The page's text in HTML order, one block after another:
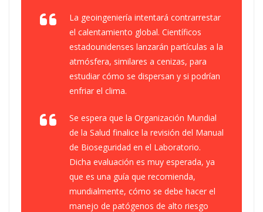
La geoingeniería intentará contrarrestar
el calentamiento global. Científicos
estadounidenses lanzarán partículas a la
atmósfera, similares a cenizas, para
estudiar cómo se dispersan y si podrían
enfriar el clima.
Se espera que la Organización Mundial
de la Salud finalice la revisión del Manual
de Bioseguridad en el Laboratorio.
Dicha evaluación es muy esperada, ya
que es una guía que recomienda,
mundialmente, cómo se debe hacer el
manejo de patógenos de alto riesgo